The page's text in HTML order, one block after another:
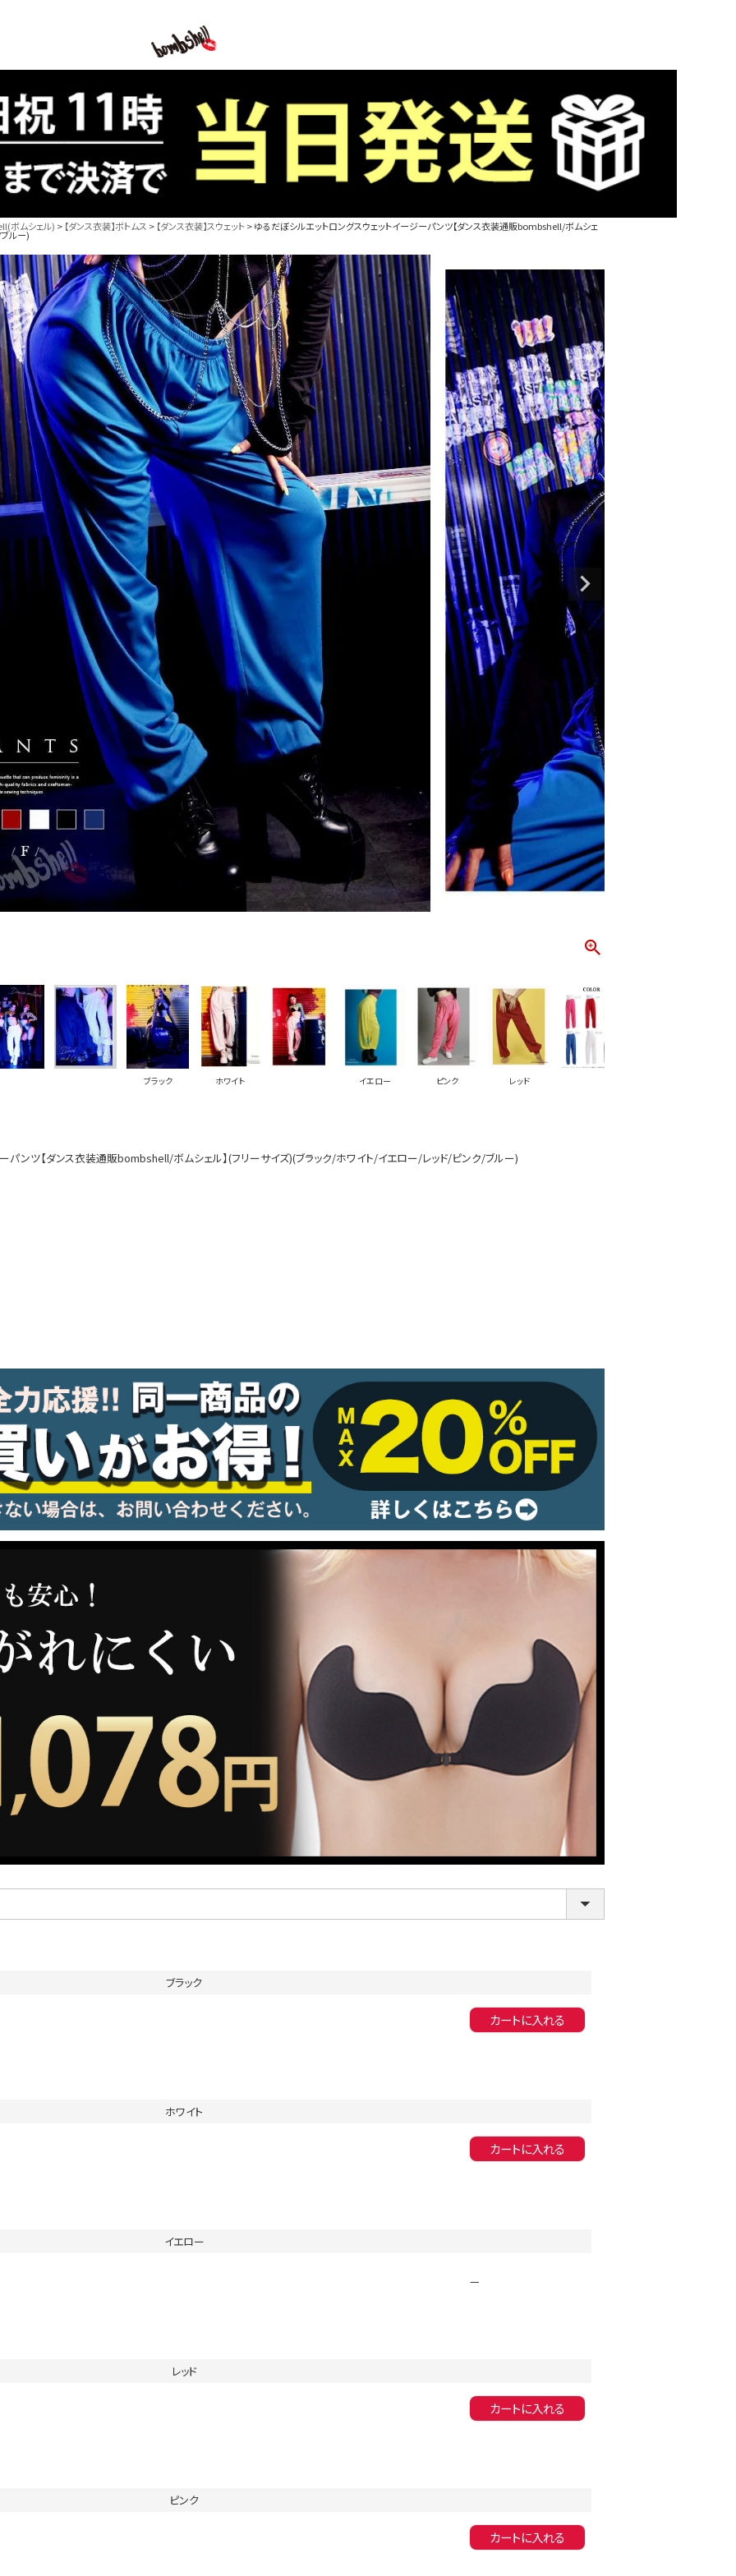
衣装映えをお届け。
来るしっかりした
B/bomb
【B/bomb＝ビーボム】はストリートファッション専門ブランド。
「これどこに売ってるの？」とついつい聞かれてしまうオシャレ大好き女子のストリートファッションブランド。 ダンサーの普
論、流行りのスタイルや日本であまり売ってないシルエットが人気。 韓国ストリート系ファッション、インポートラインなど、幅
ともかぶりたくない！というおしゃれ女子必見のストリートファッションを多数ご用意してます。
商品一覧
PICKUP CONTENTS
LOOKBOOK
トップス
ボトムス
ワンピース
セットアップ
アウター
クリスマス
ランジェリー
information
ボムシェル) 【ダンス衣装】ボトムス 【ダンス衣装】スウェット ゆるだぼシルエットロングスウェットイージーパンツ【ダンス衣装通販bombshell/ボムシェ
ルー)
ブラック ホワイト イエロー ピンク レッド
パンツ【ダンス衣装通販bombshell/ボムシェル】(フリーサイズ)(ブラック/ホワイト/イエロー/レッド/ピンク/ブルー)
ブラック
カートに入れる
ホワイト
カートに入れる
イエロー
—
レッド
カートに入れる
ピンク
カートに入れる